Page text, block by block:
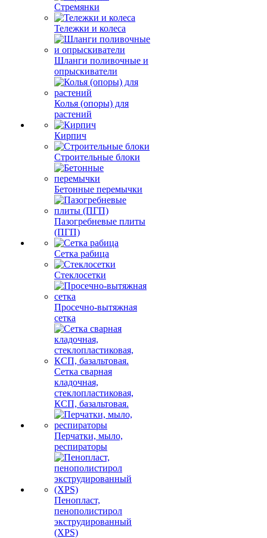
Стремянки
Тележки и колеса
Шланги поливочные и
опрыскиватели
Колья (опоры) для
растений
Кирпич
Строительные блоки
Бетонные перемычки
Пазогребневые плиты
(ПГП)
Сетка рабица
Стеклосетки
Просечно-вытяжная
сетка
Сетка сварная
кладочная,
стеклопластиковая,
КСП, базальтовая.
Перчатки, мыло,
респираторы
Пенопласт,
пенополистирол
экструдированный
(XPS)